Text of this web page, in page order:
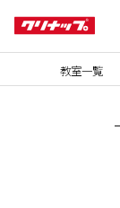
教室一覧